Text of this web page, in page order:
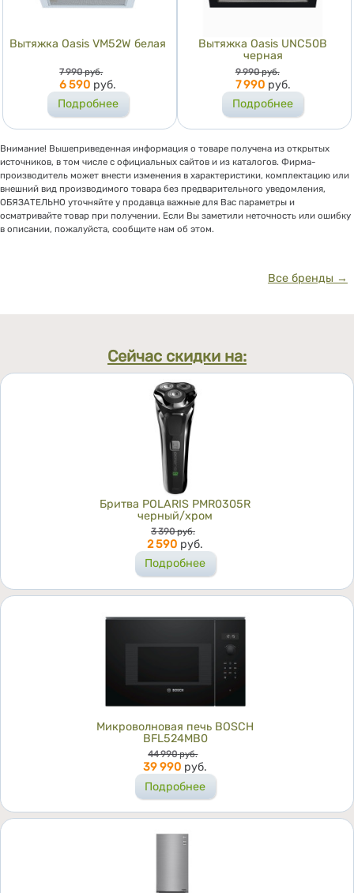
Вытяжка Оasis VM52W белая
Цена
7 990 руб.
6 590 руб.
Подробнее
Вытяжка Оasis UNC50B
черная
Цена
9 990 руб.
7 990 руб.
Подробнее
Внимание! Вышеприведенная информация о товаре получена из открытых
источников, в том числе с официальных сайтов и из каталогов. Фирма-
производитель может внести изменения в характеристики, комплектацию или
внешний вид производимого товара без предварительного уведомления,
ОБЯЗАТЕЛЬНО уточняйте у продавца важные для Вас параметры и
осматривайте товар при получении. Если Вы заметили неточность или ошибку
в описании, пожалуйста, сообщите нам об этом.
Все бренды →
Сейчас скидки на:
Бритва POLARIS PMR0305R
черный/хром
Цена
3 390 руб.
2 590 руб.
Подробнее
Микроволновая печь BOSCH
BFL524MB0
Цена
44 990 руб.
39 990 руб.
Подробнее